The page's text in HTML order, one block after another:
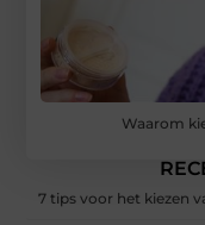
Waarom
7 tips voor het kiezen